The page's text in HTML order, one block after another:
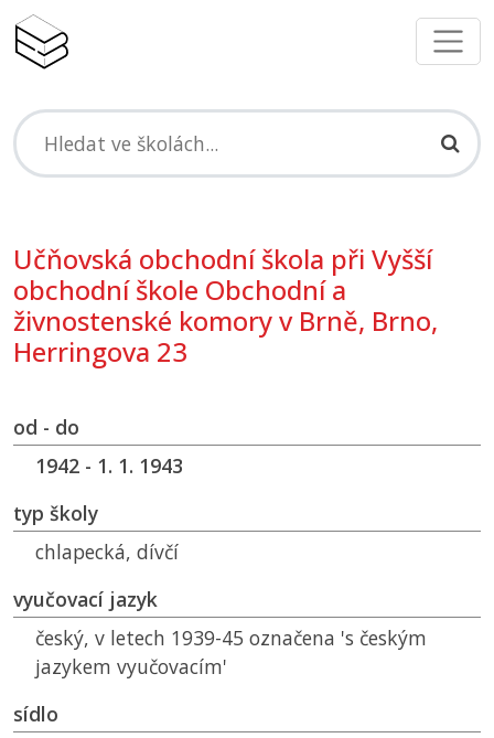
Učňovská obchodní škola při Vyšší
obchodní škole Obchodní a
živnostenské komory v Brně, Brno,
Herringova 23
od - do
1942 - 1. 1. 1943
typ školy
chlapecká, dívčí
vyučovací jazyk
český, v letech 1939-45 označena 's českým
jazykem vyučovacím'
sídlo